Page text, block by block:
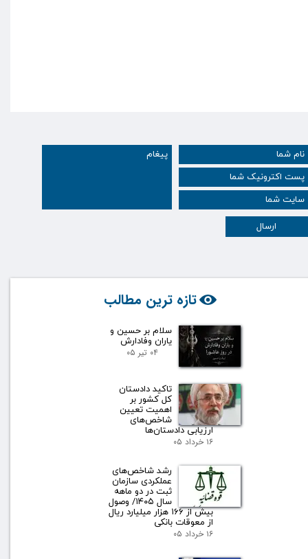
ارسال
تازه ترین مطالب
سلام بر حسین و
یاران وفادارش
۰۴ تیر ۰۵
تاکید دادستان
کل کشور بر
اهمیت تعیین
شاخص‌های
ارزیابی دادستان‌ها
۱۶ خرداد ۰۵
رشد شاخص‌های
عملکردی سازمان
ثبت در دو ماهه
سال ۱۴۰۵/ وصول
بیش از ۱۶۶ هزار میلیارد ریال
از معوقات بانکی
۱۶ خرداد ۰۵